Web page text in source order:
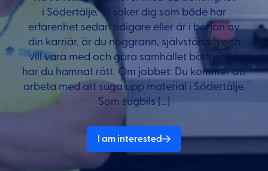
i Södertälje. Vi söker dig som både har
erfarenhet sedan tidigare eller är i början av
din karriär, är du noggrann, självständig och
vill vara med och göra samhället bättre? Då
har du hamnat rätt. Om jobbet: Du kommer att
arbeta med att suga upp material i Södertälje.
Som sugbils […]
I am interested